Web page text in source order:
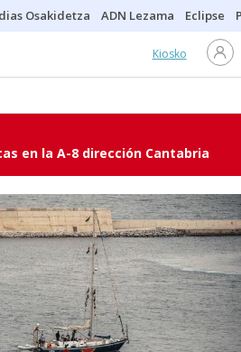
Osakidetza ADN Lezama Eclipse
Kiosko
en la A-8 dirección Cantabria